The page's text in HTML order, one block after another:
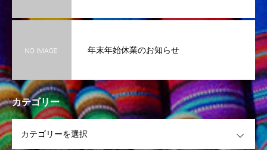
年末年始休業のお知らせ
カテゴリー